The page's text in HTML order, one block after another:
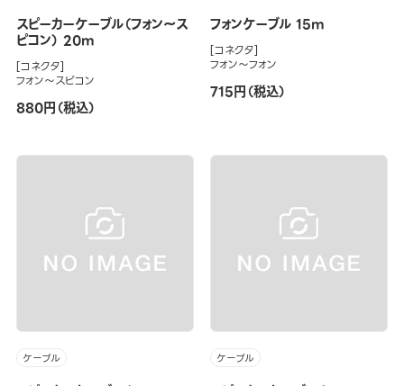
スピーカーケーブル（フォン～ス
ピコン） 20m
[コネクタ]
フォン～スピコン
880円（税込）
フォンケーブル 15m
[コネクタ]
フォン～フォン
715円（税込）
ケーブル ケーブル